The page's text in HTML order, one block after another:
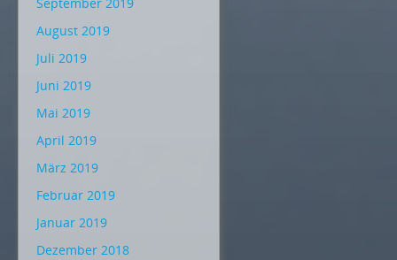
August 2019
Juli 2019
Juni 2019
Mai 2019
April 2019
März 2019
Februar 2019
Januar 2019
Dezember 2018